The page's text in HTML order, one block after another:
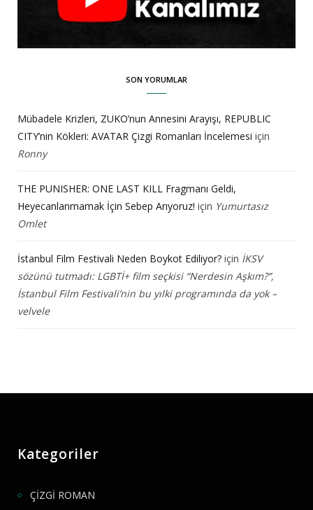
SON YORUMLAR
Mübadele Krizleri, ZUKO’nun Annesini Arayışı, REPUBLIC
CITY’nin Kökleri: AVATAR Çizgi Romanları İncelemesi için
Ronny
THE PUNISHER: ONE LAST KILL Fragmanı Geldi,
Heyecanlanmamak İçin Sebep Arıyoruz! için Yumurtasız
Omlet
İstanbul Film Festivali Neden Boykot Ediliyor? için İKSV
sözünü tutmadı: LGBTİ+ film seçkisi “Nerdesin Aşkım?”,
İstanbul Film Festivali’nin bu yılki programında da yok –
velvele
Kategoriler
ÇİZGİ ROMAN